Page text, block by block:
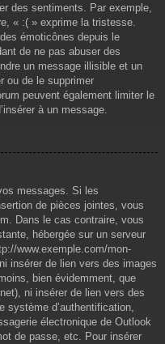
des sentiments. Par exemple,
« :( » exprime la tristesse.
émoticônes depuis le
de ne pas abuser des
un message illisible et un
ou de le supprimer
peuvent également limiter le
à un message.
messages. Si les
de pièces jointes, vous
Dans le cas contraire, vous
hébergée sur un serveur
www.exemple.com/mon-
insérer de lien vers des images
bien évidemment, que
ni insérer de lien vers des
système d’authentification,
électronique de Outlook
de passe, etc. Pour insérer